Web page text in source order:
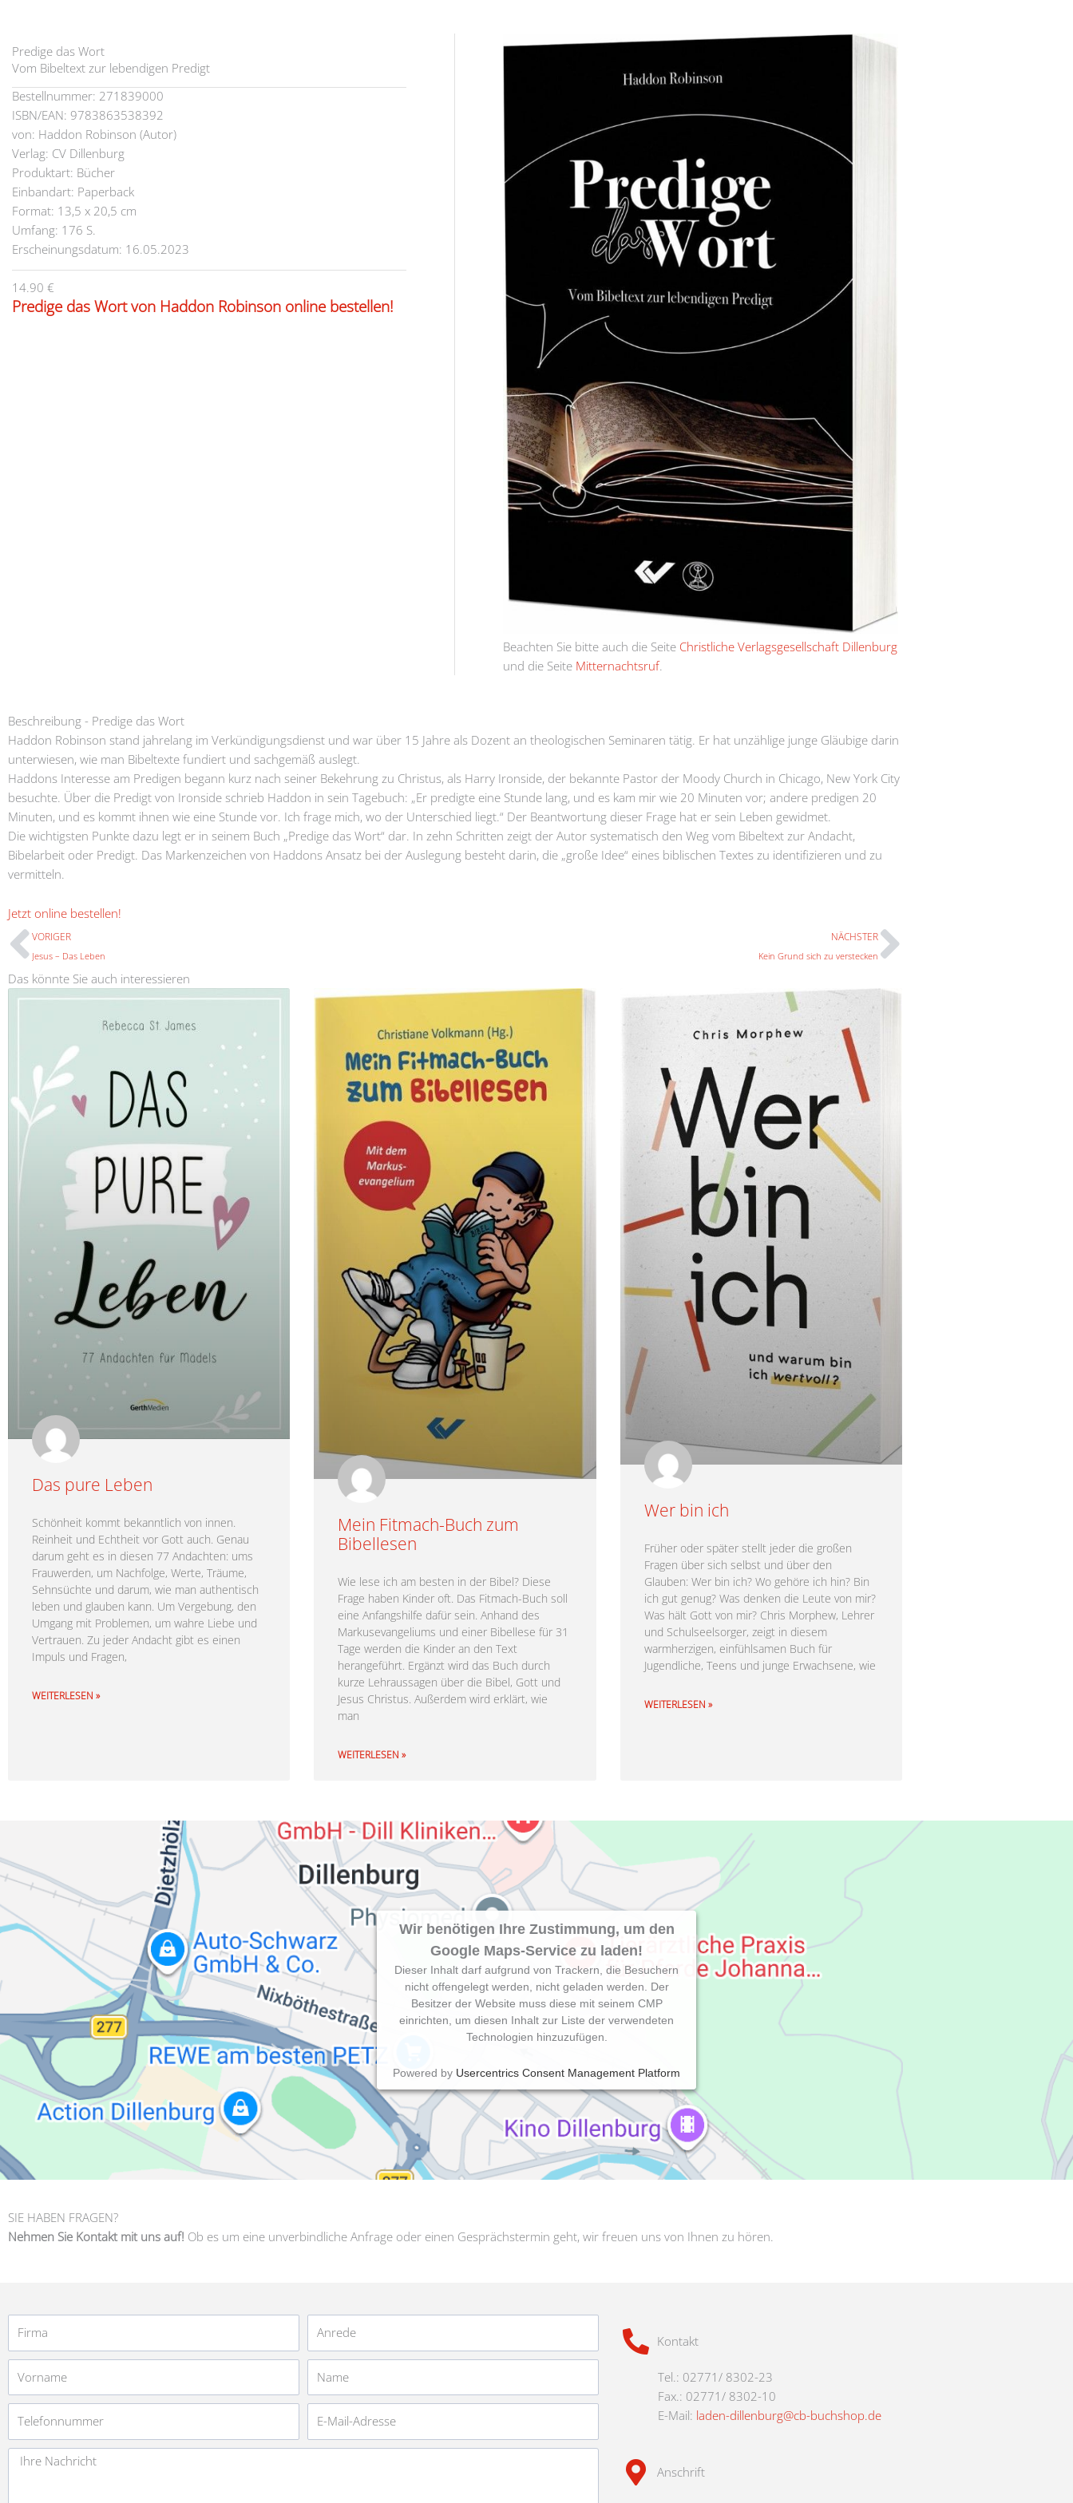
Predige das Wort
Vom Bibeltext zur lebendigen Predigt
Bestellnummer: 271839000
ISBN/EAN: 9783863538392
von: Haddon Robinson (Autor)
Verlag: CV Dillenburg
Produktart: Bücher
Einbandart: Paperback
Format: 13,5 x 20,5 cm
Umfang: 176 S.
Erscheinungsdatum: 16.05.2023
14.90 €
Predige das Wort von Haddon Robinson online bestellen!
Beachten Sie bitte auch die Seite Christliche Verlagsgesellschaft Dillenburg
und die Seite Mitternachtsruf.
Beschreibung - Predige das Wort
Haddon Robinson stand jahrelang im Verkündigungsdienst und war über 15 Jahre als Dozent an theologischen Seminaren tätig. Er hat unzählige junge Gläubige darin
unterwiesen, wie man Bibeltexte fundiert und sachgemäß auslegt.
Haddons Interesse am Predigen begann kurz nach seiner Bekehrung zu Christus, als Harry Ironside, der bekannte Pastor der Moody Church in Chicago, New York City
besuchte. Über die Predigt von Ironside schrieb Haddon in sein Tagebuch: „Er predigte eine Stunde lang, und es kam mir wie 20 Minuten vor; andere predigen 20
Minuten, und es kommt ihnen wie eine Stunde vor. Ich frage mich, wo der Unterschied liegt.“ Der Beantwortung dieser Frage hat er sein Leben gewidmet.
Die wichtigsten Punkte dazu legt er in seinem Buch „Predige das Wort“ dar. In zehn Schritten zeigt der Autor systematisch den Weg vom Bibeltext zur Andacht,
Bibelarbeit oder Predigt. Das Markenzeichen von Haddons Ansatz bei der Auslegung besteht darin, die „große Idee“ eines biblischen Textes zu identifizieren und zu
vermitteln.
Jetzt online bestellen!
Prev
VORIGER
Jesus – Das Leben
NÄCHSTER
Kein Grund sich zu versteckenNächster
Das könnte Sie auch interessieren
Das pure Leben
Schönheit kommt bekanntlich von innen.
Reinheit und Echtheit vor Gott auch. Genau
darum geht es in diesen 77 Andachten: ums
Frauwerden, um Nachfolge, Werte, Träume,
Sehnsüchte und darum, wie man authentisch
leben und glauben kann. Um Vergebung, den
Umgang mit Problemen, um wahre Liebe und
Vertrauen. Zu jeder Andacht gibt es einen
Impuls und Fragen,
WEITERLESEN »
Mein Fitmach-Buch zum
Bibellesen
Wie lese ich am besten in der Bibel? Diese
Frage haben Kinder oft. Das Fitmach-Buch soll
eine Anfangshilfe dafür sein. Anhand des
Markusevangeliums und einer Bibellese für 31
Tage werden die Kinder an den Text
herangeführt. Ergänzt wird das Buch durch
kurze Lehraussagen über die Bibel, Gott und
Jesus Christus. Außerdem wird erklärt, wie
man
WEITERLESEN »
Wer bin ich
Früher oder später stellt jeder die großen
Fragen über sich selbst und über den
Glauben: Wer bin ich? Wo gehöre ich hin? Bin
ich gut genug? Was denken die Leute von mir?
Was hält Gott von mir? Chris Morphew, Lehrer
und Schulseelsorger, zeigt in diesem
warmherzigen, einfühlsamen Buch für
Jugendliche, Teens und junge Erwachsene, wie
WEITERLESEN »
Wir benötigen Ihre Zustimmung, um den
Google Maps-Service zu laden!
Dieser Inhalt darf aufgrund von Trackern, die Besuchern
nicht offengelegt werden, nicht geladen werden. Der
Besitzer der Website muss diese mit seinem CMP
einrichten, um diesen Inhalt zur Liste der verwendeten
Technologien hinzuzufügen.
Powered by Usercentrics Consent Management Platform
SIE HABEN FRAGEN?
Nehmen Sie Kontakt mit uns auf! Ob es um eine unverbindliche Anfrage oder einen Gesprächstermin geht, wir freuen uns von Ihnen zu hören.
Telefonnummer
Adresse
Nachricht
Kontakt
Tel.: 02771/ 8302-23
Fax.: 02771/ 8302-10
E-Mail: laden-dillenburg@cb-buchshop.de
Anschrift